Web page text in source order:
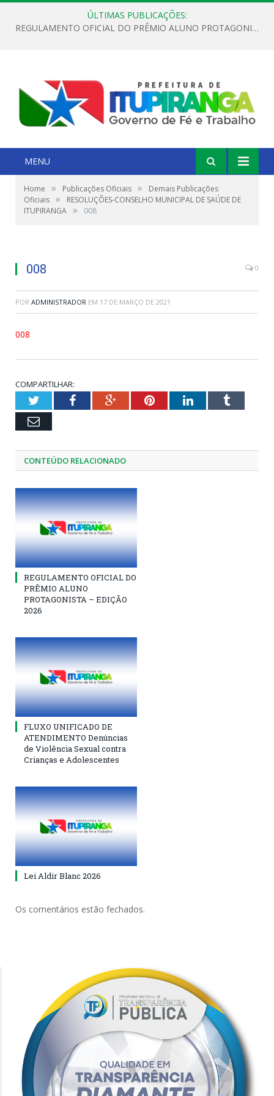
ÚLTIMAS PUBLICAÇÕES:
REGULAMENTO OFICIAL DO PRÊMIO ALUNO PROTAGONISTA – EDIÇÃO 2026
MENU
Home » Publicações Oficiais »
Demais Publicações
Oficiais »
RESOLUÇÕES-CONSELHO MUNICIPAL DE SAÚDE DE
ITUPIRANGA » 008
008 0
POR ADMINISTRADOR EM 17 DE MARÇO DE 2021
008
COMPARTILHAR:
TwitterFacebookGoogle+PinterestLinkedInTumblr
Email
CONTEÚDO RELACIONADO
REGULAMENTO OFICIAL DO
PRÊMIO ALUNO
PROTAGONISTA – EDIÇÃO
2026
FLUXO UNIFICADO DE
ATENDIMENTO Denúncias
de Violência Sexual contra
Crianças e Adolescentes
Lei Aldir Blanc 2026
Os comentários estão fechados.